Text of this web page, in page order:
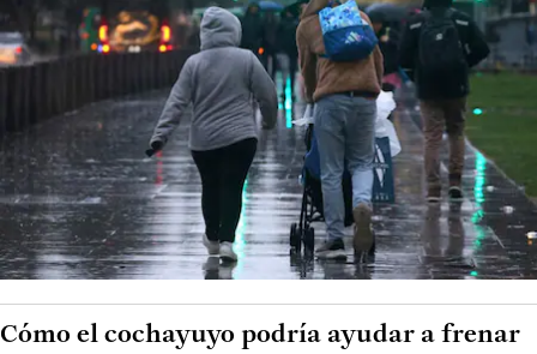
Cómo el cochayuyo podría ayudar a frenar